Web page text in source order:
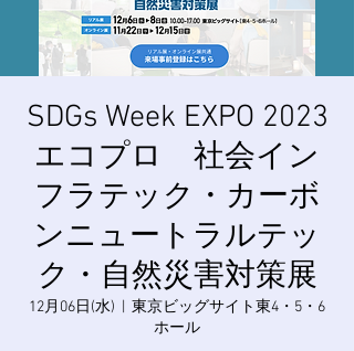
SDGs Week EXPO 2023
エコプロ 社会イン
フラテック・カーボ
ンニュートラルテッ
ク・自然災害対策展
12月06日(水)
東京ビッグサイト東4・5・6
ホール